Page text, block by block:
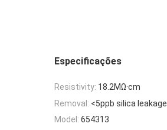
Especificações
Resistivity: 18.2MΩ·cm
Removal: <5ppb silica leakage
Model: 654313